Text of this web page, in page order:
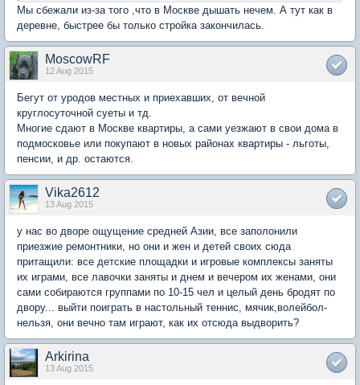
Мы сбежали из-за того ,что в Москве дышать нечем. А тут как в
деревне, быстрее бы только стройка закончилась.
MoscowRF
12 Aug 2015
Бегут от уродов местных и приехавших, от вечной
круглосуточной суеты и тд.
Многие сдают в Москве квартиры, а сами уезжают в свои дома в
подмосковье или покупают в новых районах квартиры - льготы,
пенсии, и др. остаются.
Vika2612
13 Aug 2015
у нас во дворе ощущение средней Азии, все заполонили
приезжие ремонтники, но они и жен и детей своих сюда
притащили: все детские площадки и игровые комплексы заняты
их играми, все лавочки заняты и днем и вечером их женами, они
сами собираются группами по 10-15 чел и целый день бродят по
двору... выйти поиграть в настольный теннис, мячик,волейбол-
нельзя, они вечно там играют, как их отсюда выдворить?
Arkirina
13 Aug 2015